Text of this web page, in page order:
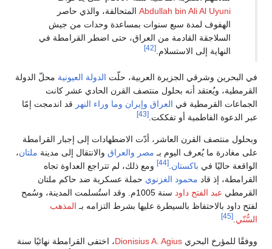
Abdullah bin Ali Al Uyuniالمتحالفة، والذي حاصر
الهفوف لمدة سبع سنوات بمساعدة وحدات من جيش
السلاجقة القادمة من العراق، حتى اضطر القرامطة في
النهاية إلى الاستسلام.
في البحرين وشرقي الجزيرة العربية، حلّت الدولة العيونيةمحلّ الدولة
القرمطية، ويُعتقد أنه بحلول منتصف القرن الحادي عشر كانت
الجماعات القرمطية في العراق وإيران وما وراء النهرقد اندمجت إمّا
عبر الدعوة الفاطمية أو تفككت.
وبحلول منتصف القرن العاشر، أدّت الاضطهادات إلى إجبار القرامطة
على مغادرة ما يُعرف اليوم بـمصر والعراقوالانتقال إلى مدينة ملتان،
الواقعة حاليًا في باكستان.
ومع ذلك، لم تتراجع العداوة تجاه
القرامطة، إذ قاد محمود الغزنويحملة عسكرية ضد حاكم ملتان
القرمطي عبد الفتح داود
سنة 1005م. وقد استُسلمت المدينة، وسُمح
لفتح داود بالاحتفاظ بالسيطرة عليها بشرط التزامه بـالمذهب
السُّنّي .
ووفقًا للمؤرخ البحري Dionisius A. Agius، اختفى القرامطة نهائيًا سنة